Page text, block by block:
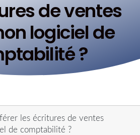
de ventes
logiciel de
?
les écritures de ventes
de comptabilité ?